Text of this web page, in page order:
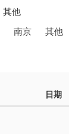
其他
南京
其他
日期